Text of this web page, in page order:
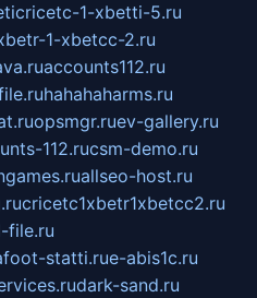
1-xbetti-5.ru
1-xbetcc-2.ru
accounts112.ru
hahahaharms.ru
opsmgr.ruev-gallery.ru
112.rucsm-demo.ru
allseo-host.ru
cricetc1xbetr1xbetcc2.ru
file.ru
statti.rue-abis1c.ru
dark-sand.ru